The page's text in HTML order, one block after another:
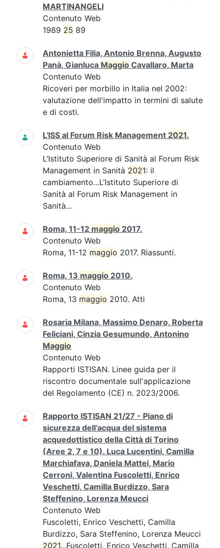
MARTINANGELI
Contenuto Web
1989 25 89
Antonietta Filia, Antonio Brenna, Augusto
Panà, Gianluca Maggio Cavallaro, Marta
Contenuto Web
Ricoveri per morbillo in Italia nel 2002:
valutazione dell'impatto in termini di salute
e di costi.
L'ISS al Forum Risk Management 2021.
Contenuto Web
L’Istituto Superiore di Sanità al Forum Risk
Management in Sanità 2021: il
cambiamento...L’Istituto Superiore di
Sanità al Forum Risk Management in
Sanità...
Roma, 11-12 maggio 2017.
Contenuto Web
Roma, 11-12 maggio 2017. Riassunti.
Roma, 13 maggio 2010.
Contenuto Web
Roma, 13 maggio 2010. Atti
Rosaria Milana, Massimo Denaro, Roberta
Feliciani, Cinzia Gesumundo, Antonino
Maggio
Contenuto Web
Rapporti ISTISAN. Linee guida per il
riscontro documentale sull'applicazione
del Regolamento (CE) n. 2023/2006.
Rapporto ISTISAN 21/27 - Piano di
sicurezza dell’acqua del sistema
acquedottistico della Città di Torino
(Aree 2, 7 e 10). Luca Lucentini, Camilla
Marchiafava, Daniela Mattei, Mario
Cerroni, Valentina Fuscoletti, Enrico
Veschetti, Camilla Burdizzo, Sara
Steffenino, Lorenza Meucci
Contenuto Web
Fuscoletti, Enrico Veschetti, Camilla
Burdizzo, Sara Steffenino, Lorenza Meucci
2021...Fuscoletti, Enrico Veschetti, Camilla